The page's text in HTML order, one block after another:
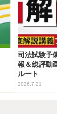
司法試験予
報＆総評動
ルート
2026.7.21